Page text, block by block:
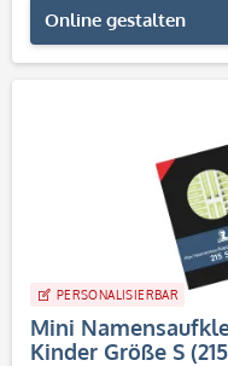
Online gestalten
PERSONALISIERBAR
Mini
Kinder Größe S